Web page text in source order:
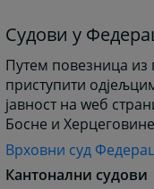
Судови у
Путем повезница
приступити
јавност на wеб
Босне и
Врховни суд
Кантонални судови